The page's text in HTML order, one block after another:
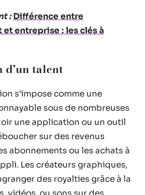
: Différence entre
entreprise : les clés à
d’un talent
s’impose comme une
sous de nombreuses
une application ou un outil
sur des revenus
abonnements ou les achats à
Les créateurs graphiques,
des royalties grâce à la